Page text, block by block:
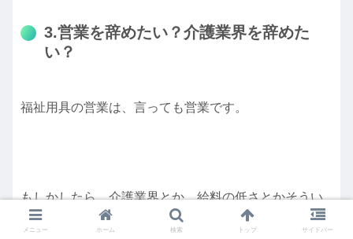
3.営業を辞めたい？介護業界を辞めた
い？
福祉用具の営業は、言っても営業です。
もしかしたら、介護業界とか、給料の低さとかそうい
う問題じゃあなく、辞めたい！と思っている場合もあ
メニュー ホーム 検索 トップ サイドバー